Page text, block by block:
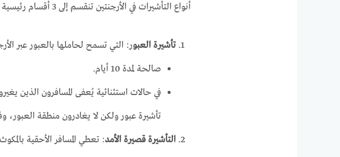
أنواع التأشيرات في الأرجنتين تنقسم إلى 3 أقسام رئيسية كالتالي:
تأشيرة العبور: التي تسمح لحاملها بالعبور عبر
صالحة لمدة 10 أيام.
في حالات استثنائية يُعفى المسافرون الذين
تأشيرة عبور ولكن لا يغادرون منطقة العبور، وفترة
التأشيرة قصيرة الأمد: تعطي المسافر الأحقية